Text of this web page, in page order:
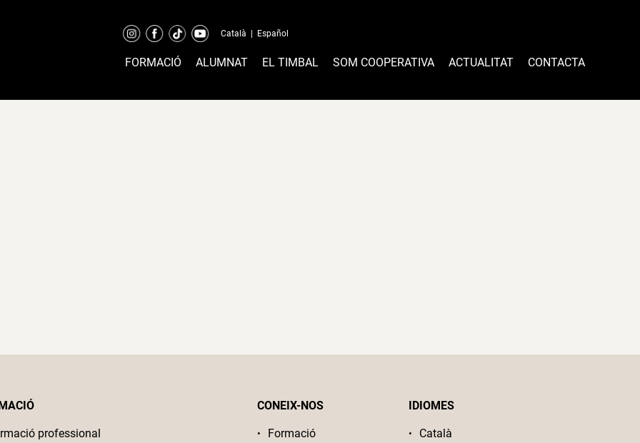
Català Español
FORMACIÓ ALUMNAT EL TIMBAL SOM COOPERATIVA ACTUALITAT CONTACTA
professional
CONEIX-NOS
Formació
IDIOMES
Català